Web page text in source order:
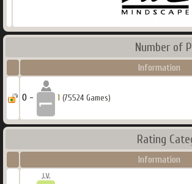
Number of
Information
0 - 1 (75524 Games)
Rating
Information